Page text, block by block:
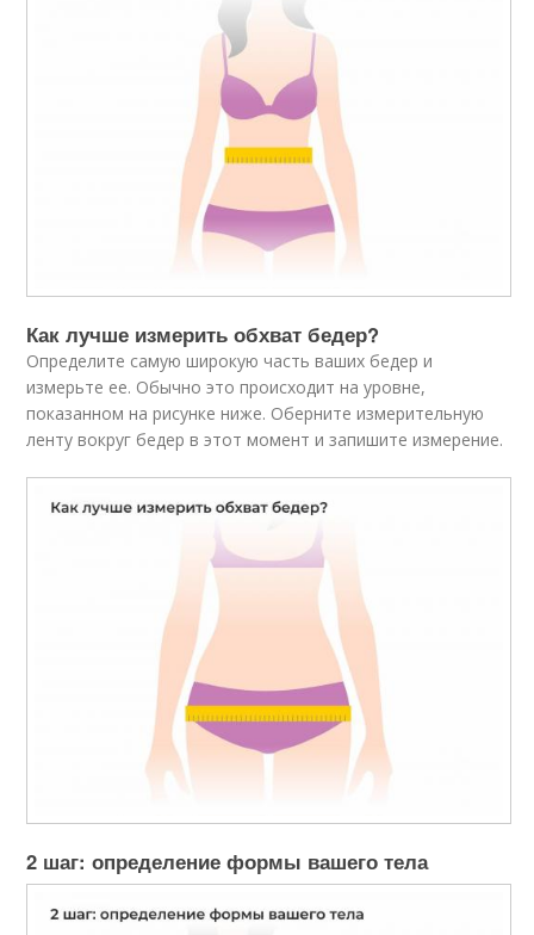
Как лучше измерить обхват бедер?
Определите самую широкую часть ваших бедер и
измерьте ее. Обычно это происходит на уровне,
показанном на рисунке ниже. Оберните измерительную
ленту вокруг бедер в этот момент и запишите измерение.
2 шаг: определение формы вашего тела